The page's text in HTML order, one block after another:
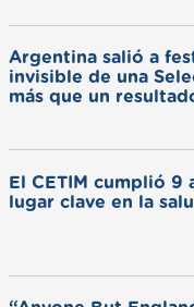
Argentina salió a
invisible de una
más que un
El CETIM cumplió 9
lugar clave en la